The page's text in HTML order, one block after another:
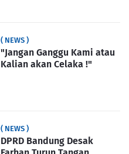
( NEWS )
"Jangan Ganggu Kami atau
Kalian akan Celaka !"
( NEWS )
DPRD Bandung Desak